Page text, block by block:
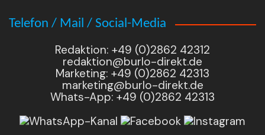
Telefon / Mail / Social-Media
Redaktion: +49 (0)2862 42312
redaktion@burlo-direkt.de
Marketing: +49 (0)2862 42313
marketing@burlo-direkt.de
Whats-App: +49 (0)2862 42313